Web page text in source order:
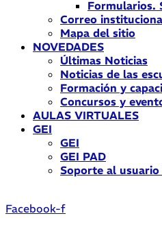
Formularios.
Correo
Mapa del sitio
NOVEDADES
Últimas Noticias
Noticias de las
Formación y
Concursos y
AULAS VIRTUALES
GEI
GEI
GEI PAD
Soporte al usuario
Facebook-f